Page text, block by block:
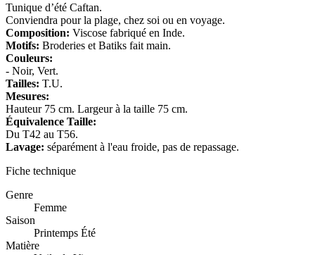
Tunique d’été Caftan.
Conviendra pour la plage, chez soi ou en voyage.
Composition: Viscose fabriqué en Inde.
Motifs: Broderies et Batiks fait main.
Couleurs:
- Noir, Vert.
Tailles: T.U.
Mesures:
Hauteur 75 cm. Largeur à la taille 75 cm.
Équivalence Taille:
Du T42 au T56.
Lavage: séparément à l'eau froide, pas de repassage.
Fiche technique
Genre
Femme
Saison
Printemps Été
Matière